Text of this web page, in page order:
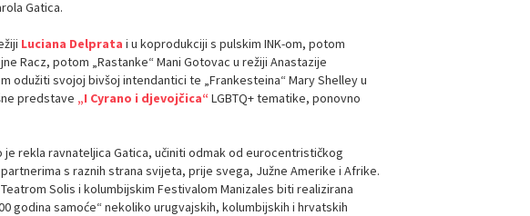
Gatica.
Luciana Delprata i u koprodukciji s pulskim INK-om, potom
Racz, potom „Rastanke“ Mani Gotovac u režiji Anastazije
odužiti svojoj bivšoj intendantici te „Frankesteina“ Mary Shelley u
predstave „I Cyrano i djevojčica“ LGBTQ+ tematike, ponovno
je rekla ravnateljica Gatica, učiniti odmak od eurocentrističkog
s raznih strana svijeta, prije svega, Južne Amerike i Afrike.
Solis i kolumbijskim Festivalom Manizales biti realizirana
godina samoće“ nekoliko urugvajskih, kolumbijskih i hrvatskih